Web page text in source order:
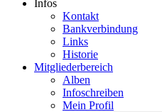
Infos
Kontakt
Bankverbindung
Links
Historie
Mitgliederbereich
Alben
Infoschreiben
Mein Profil